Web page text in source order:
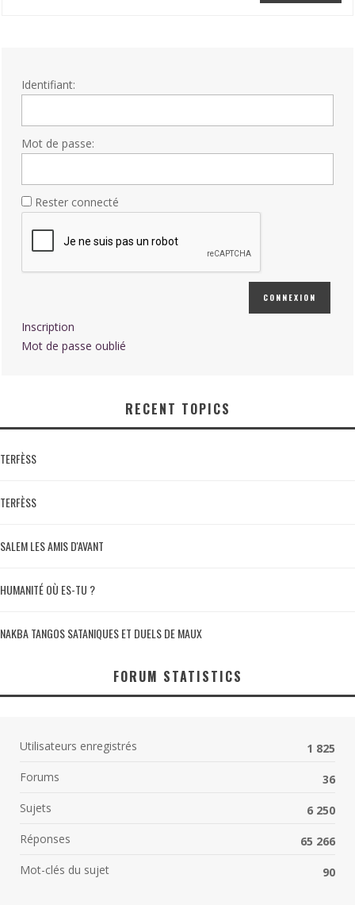
Identifiant:
Mot de passe:
Rester connecté
CONNEXION
Inscription
Mot de passe oublié
RECENT TOPICS
TERFÈSS
TERFÈSS
SALEM LES AMIS D'AVANT
HUMANITÉ OÙ ES-TU ?
NAKBA TANGOS SATANIQUES ET DUELS DE MAUX
FORUM STATISTICS
Utilisateurs enregistrés
1 825
Forums
36
Sujets
6 250
Réponses
65 266
Mot-clés du sujet
90